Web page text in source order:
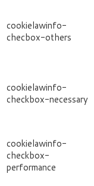
cookielawinfo-
checbox-others
cookielawinfo-
checkbox-necessary
cookielawinfo-
checkbox-
performance